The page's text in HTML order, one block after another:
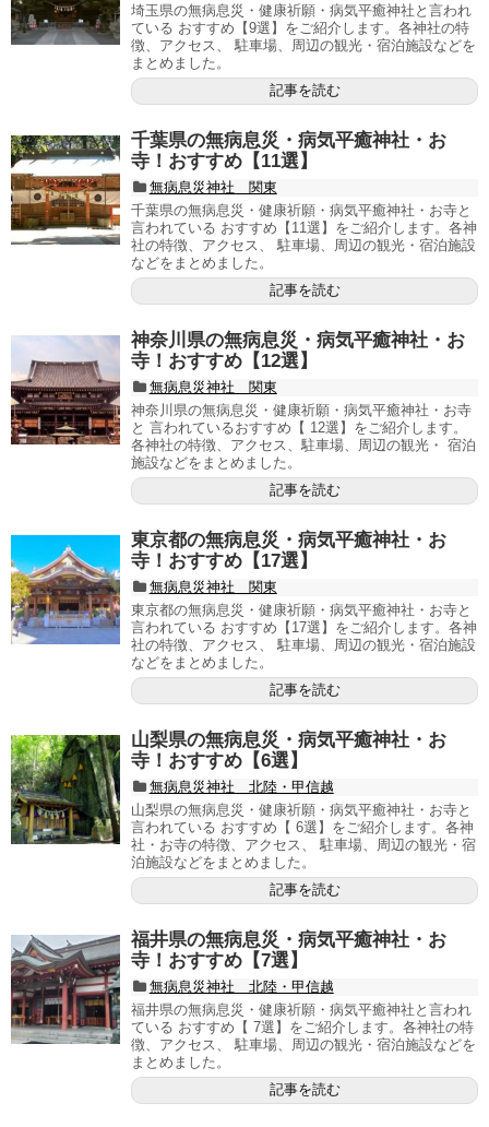
埼玉県の無病息災・健康祈願・病気平癒神社と言われ
ている おすすめ【9選】をご紹介します。各神社の特
徴、アクセス、 駐車場、周辺の観光・宿泊施設などを
まとめました。
記事を読む
千葉県の無病息災・病気平癒神社・お
寺！おすすめ【11選】
無病息災神社 関東
千葉県の無病息災・健康祈願・病気平癒神社・お寺と
言われている おすすめ【11選】をご紹介します。各神
社の特徴、アクセス、 駐車場、周辺の観光・宿泊施設
などをまとめました。
記事を読む
神奈川県の無病息災・病気平癒神社・お
寺！おすすめ【12選】
無病息災神社 関東
神奈川県の無病息災・健康祈願・病気平癒神社・お寺
と 言われているおすすめ【 12選】をご紹介します。
各神社の特徴、アクセス、駐車場、周辺の観光・ 宿泊
施設などをまとめました。
記事を読む
東京都の無病息災・病気平癒神社・お
寺！おすすめ【17選】
無病息災神社 関東
東京都の無病息災・健康祈願・病気平癒神社・お寺と
言われている おすすめ【17選】をご紹介します。各神
社の特徴、アクセス、 駐車場、周辺の観光・宿泊施設
などをまとめました。
記事を読む
山梨県の無病息災・病気平癒神社・お
寺！おすすめ【6選】
無病息災神社 北陸・甲信越
山梨県の無病息災・健康祈願・病気平癒神社・お寺と
言われている おすすめ【 6選】をご紹介します。各神
社・お寺の特徴、アクセス、 駐車場、周辺の観光・宿
泊施設などをまとめました。
記事を読む
福井県の無病息災・病気平癒神社・お
寺！おすすめ【7選】
無病息災神社 北陸・甲信越
福井県の無病息災・健康祈願・病気平癒神社と言われ
ている おすすめ【 7選】をご紹介します。各神社の特
徴、アクセス、 駐車場、周辺の観光・宿泊施設などを
まとめました。
記事を読む